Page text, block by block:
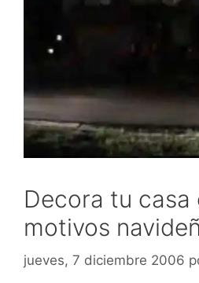
Decora tu casa
motivos
jueves, 7 diciembre 2006